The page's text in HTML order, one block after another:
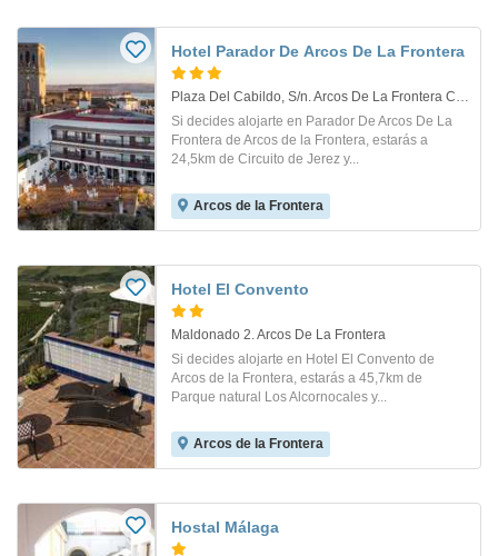
Hotel Parador De Arcos De La Frontera
Plaza Del Cabildo, S/n. Arcos De La Frontera Cád
Si decides alojarte en Parador De Arcos De La
Frontera de Arcos de la Frontera, estarás a
24,5km de Circuito de Jerez y...
Arcos de la Frontera
Hotel El Convento
Maldonado 2. Arcos De La Frontera
Si decides alojarte en Hotel El Convento de
Arcos de la Frontera, estarás a 45,7km de
Parque natural Los Alcornocales y...
Arcos de la Frontera
Hostal Málaga